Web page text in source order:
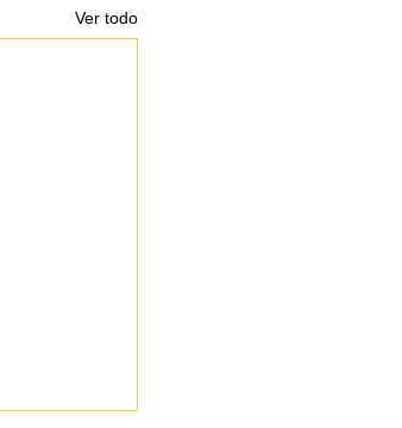
Ver todo